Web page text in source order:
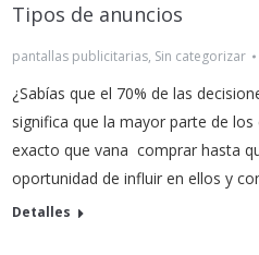
Tipos de anuncios
pantallas publicitarias, Sin categorizar
¿Sabías que el 70% de las
significa que la mayor parte de
exacto que vana comprar hasta
oportunidad de influir en ellos y
Detalles